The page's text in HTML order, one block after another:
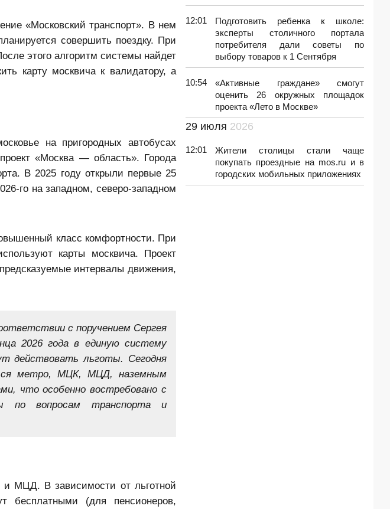
«Московский транспорт». В нем
совершить поездку. При
этого алгоритм системы найдет
карту москвича к валидатору, а
на пригородных автобусах
«Москва — область». Города
В 2025 году открыли первые 25
го на западном, северо-западном
класс комфортности. При
карты москвича. Проект
интервалы движения,
с поручением Сергея
2026 года в единую систему
действовать льготы. Сегодня
метро, МЦК, МЦД, наземным
что особенно востребовано с
по вопросам транспорта и
и МЦД. В зависимости от льготной
бесплатными (для пенсионеров,
12:01
Подготовить ребенка к школе:
эксперты столичного портала
потребителя дали советы по
выбору товаров к 1 Сентября
10:54
«Активные граждане» смогут
оценить 26 окружных площадок
проекта «Лето в Москве»
29 июля 2026
12:01
Жители столицы стали чаще
покупать проездные на mos.ru и в
городских мобильных приложениях